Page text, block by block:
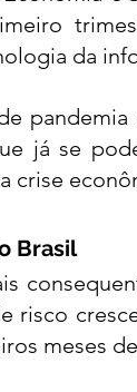
da
já se
crise
Brasil
risco
meses